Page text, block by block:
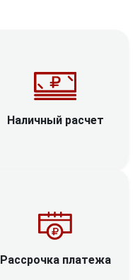
Наличный расчет
Рассрочка платежа